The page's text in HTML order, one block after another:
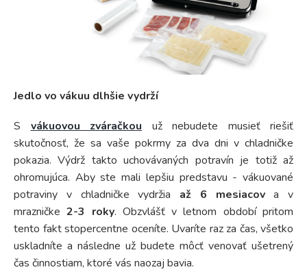
Jedlo vo vákuu dlhšie vydrží
Svákuovou zváračkou už nebudete musieť riešiť
skutočnosť, že sa vaše pokrmy za dva dni v chladničke
pokazia. Výdrž takto uchovávaných potravín je totiž až
ohromujúca. Aby ste mali lepšiu predstavu - vákuované
potraviny v chladničke vydržia až 6 mesiacova v
mrazničke2-3 roky. Obzvlášť v letnom období pritom
tento fakt stopercentne oceníte. Uvaríte raz za čas, všetko
uskladníte a následne už budete môcť venovať ušetrený
čas činnostiam, ktoré vás naozaj bavia.